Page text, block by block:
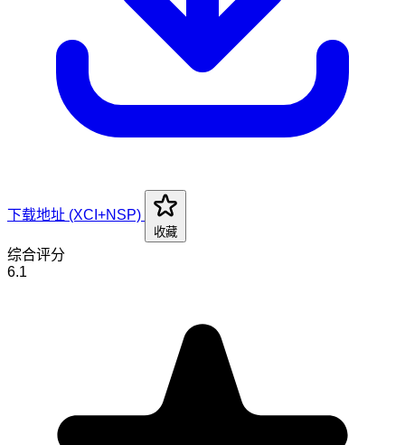
下载地址 (XCI+NSP)
收藏
综合评分
6.1